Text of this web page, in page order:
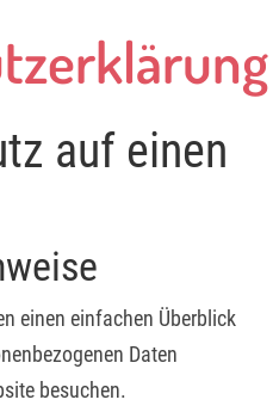
auf einen
einen einfachen Überblick
Daten
besuchen.